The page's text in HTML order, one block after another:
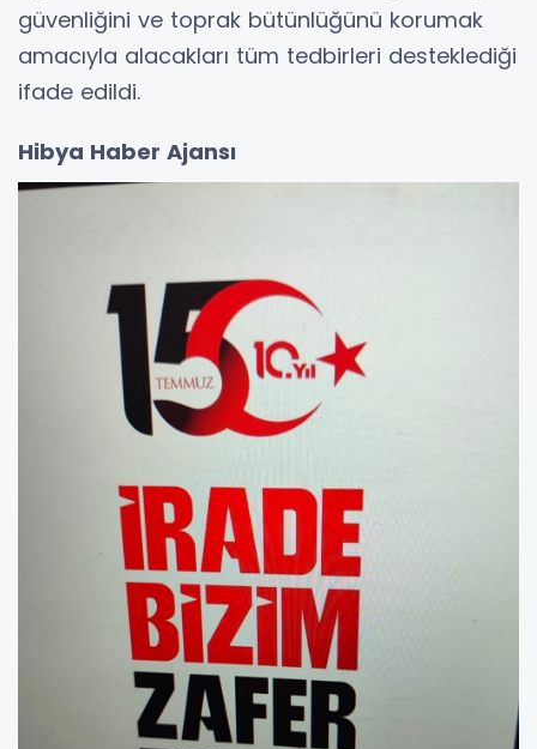
güvenliğini ve toprak bütünlüğünü korumak
amacıyla alacakları tüm tedbirleri desteklediği
ifade edildi.
Hibya Haber Ajansı